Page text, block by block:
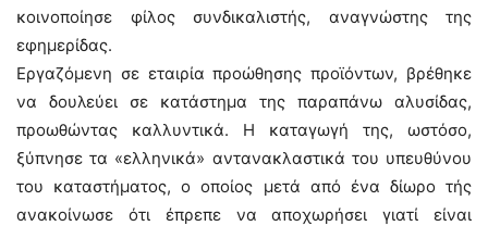
κοινοποίησε φίλος συνδικαλιστής, αναγνώστης της
εφημερίδας.
Εργαζόμενη σε εταιρία προώθησης προϊόντων, βρέθηκε
να δουλεύει σε κατάστημα της παραπάνω αλυσίδας,
προωθώντας καλλυντικά. Η καταγωγή της, ωστόσο,
ξύπνησε τα «ελληνικά» αντανακλαστικά του υπευθύνου
του καταστήματος, ο οποίος μετά από ένα δίωρο τής
ανακοίνωσε ότι έπρεπε να αποχωρήσει γιατί είναι